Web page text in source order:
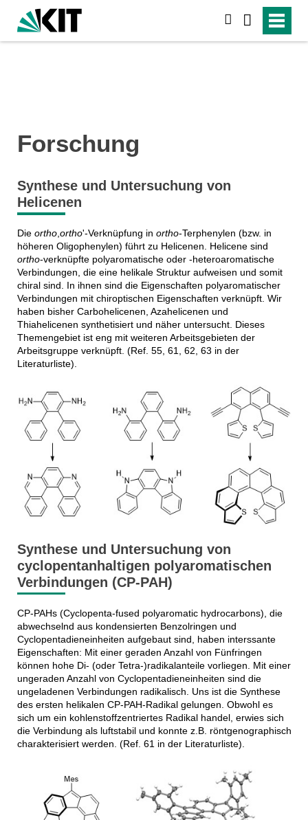
Forschung
Synthese und Untersuchung von
Helicenen
Die ortho,ortho'-Verknüpfung in ortho-Terphenylen (bzw. in
höheren Oligophenylen) führt zu Helicenen. Helicene sind
ortho-verknüpfte polyaromatische oder -heteroaromatische
Verbindungen, die eine helikale Struktur aufweisen und somit
chiral sind. In ihnen sind die Eigenschaften polyaromatischer
Verbindungen mit chiroptischen Eigenschaften verknüpft. Wir
haben bisher Carbohelicenen, Azahelicenen und
Thiahelicenen synthetisiert und näher untersucht. Dieses
Themengebiet ist eng mit weiteren Arbeitsgebieten der
Arbeitsgruppe verknüpft. (Ref. 55, 61, 62, 63 in der
Literaturliste).
Synthese und Untersuchung von
cyclopentanhaltigen polyaromatischen
Verbindungen (CP-PAH)
CP-PAHs (Cyclopenta-fused polyaromatic hydrocarbons), die
abwechselnd aus kondensierten Benzolringen und
Cyclopentadieneinheiten aufgebaut sind, haben interssante
Eigenschaften: Mit einer geraden Anzahl von Fünfringen
können hohe Di- (oder Tetra-)radikalanteile vorliegen. Mit einer
ungeraden Anzahl von Cyclopentadieneinheiten sind die
ungeladenen Verbindungen radikalisch. Uns ist die Synthese
des ersten helikalen CP-PAH-Radikal gelungen. Obwohl es
sich um ein kohlenstoffzentriertes Radikal handel, erwies sich
die Verbindung als luftstabil und konnte z.B. röntgenographisch
charakterisiert werden. (Ref. 61 in der Literaturliste).